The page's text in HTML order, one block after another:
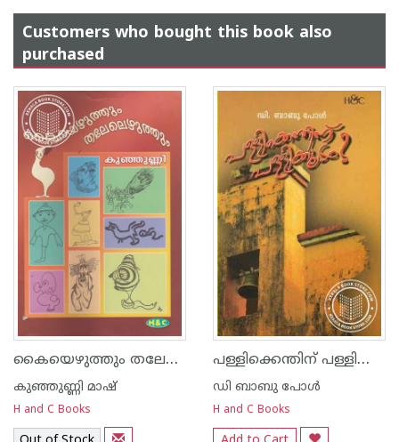
Customers who bought this book also
purchased
കൈയെഴുത്തും തലേലെഴുത്തും
കുഞ്ഞുണ്ണി മാഷ്‌
H and C Books
പള്ളിക്കെന്തിന്‌ പള്ളിക്കൂടം
ഡി ബാബു പോള്‍
H and C Books